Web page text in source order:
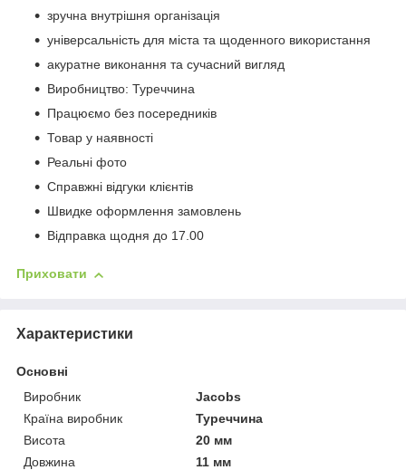
зручна внутрішня організація
універсальність для міста та щоденного використання
акуратне виконання та сучасний вигляд
Виробництво: Туреччина
Працюємо без посередників
Товар у наявності
Реальні фото
Справжні відгуки клієнтів
Швидке оформлення замовлень
Відправка щодня до 17.00
Приховати
Характеристики
Основні
Виробник
Jacobs
Країна виробник
Туреччина
Висота
20 мм
Довжина
11 мм